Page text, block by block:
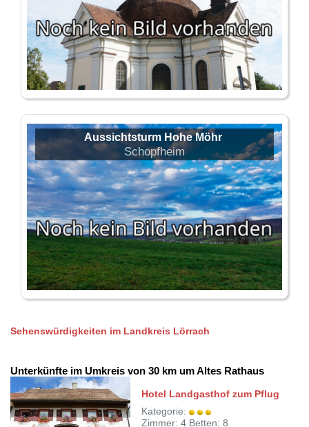
Aussichtsturm Hohe Möhr
Schopfheim
Sehenswürdigkeiten im Landkreis Lörrach
Unterkünfte im Umkreis von 30 km um Altes Rathaus
Hotel Landgasthof zum Pflug
Kategorie:
Zimmer: 4 Betten: 8